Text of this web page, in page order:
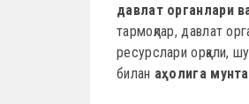
давлат органлари
тармоқлар, давлат
ресурслари орқали,
билан аҳолига